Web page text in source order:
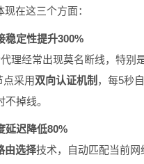
在这三个方面：
稳定性提升300%
理经常出现莫名断线，特别
点采用双向认证机制 ，每5秒
掉线。
延迟降低80%
由选择技术，自动匹配当前网